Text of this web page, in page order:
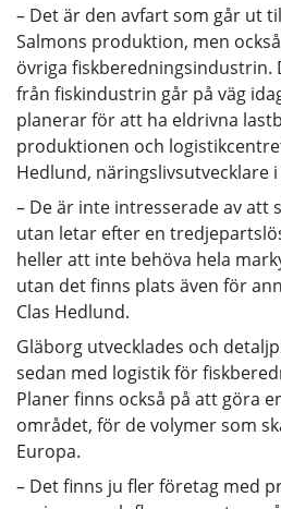
– Det är den avfart som går ut
Salmons produktion, men
övriga fiskberedningsindustrin.
från fiskindustrin går på väg
planerar för att ha eldrivna
produktionen och
Hedlund, näringslivsutvecklare
– De är inte intresserade av att
utan letar efter en
heller att inte behöva hela
utan det finns plats även för
Clas Hedlund.
Gläborg utvecklades och
sedan med logistik för
Planer finns också på att göra
området, för de volymer som
Europa.
– Det finns ju fler företag med